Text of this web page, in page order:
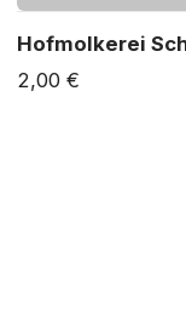
Hofmolkerei
2,00 €